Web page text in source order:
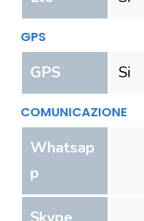
GPS
GPS Si
COMUNICAZIONE
Whatsap
p